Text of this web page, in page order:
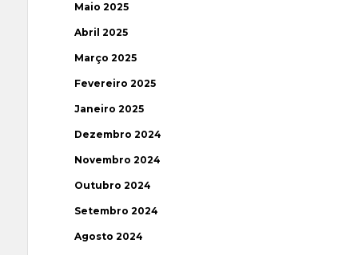
Maio 2025
Abril 2025
Março 2025
Fevereiro 2025
Janeiro 2025
Dezembro 2024
Novembro 2024
Outubro 2024
Setembro 2024
Agosto 2024